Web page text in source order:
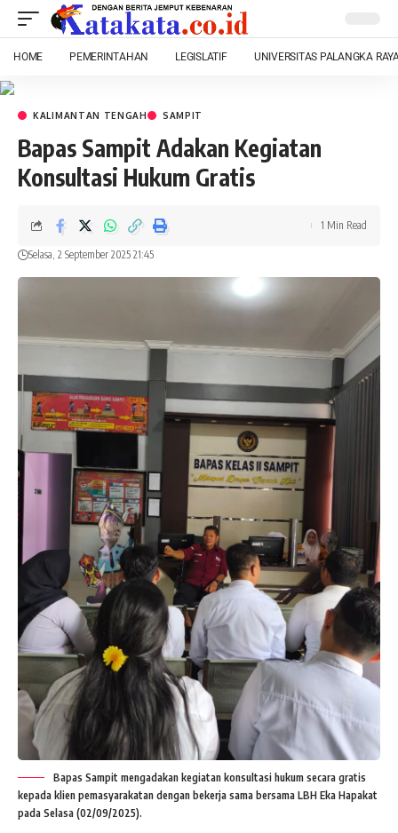
HOME PEMERINTAHAN LEGISLATIF UNIVERSITAS PALANGKA
KALIMANTAN TENGAH SAMPIT
Bapas Sampit Adakan Kegiatan
Konsultasi Hukum Gratis
Selasa, 2 September 2025 21:45
1 Min Read
Bapas Sampit mengadakan kegiatan konsultasi hukum secara gratis
kepada klien pemasyarakatan dengan bekerja sama bersama LBH Eka Hapakat
pada Selasa (02/09/2025).